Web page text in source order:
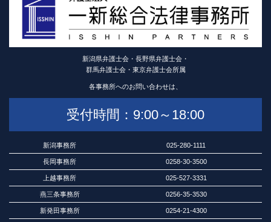
新潟県弁護士会・長野県弁護士会・
群馬弁護士会・東京弁護士会所属
各事務所へのお問い合わせは、
受付時間：9:00～18:00
新潟事務所 025-280-1111
長岡事務所 0258-30-3500
上越事務所 025-527-3331
燕三条事務所 0256-35-3530
新発田事務所 0254-21-4300